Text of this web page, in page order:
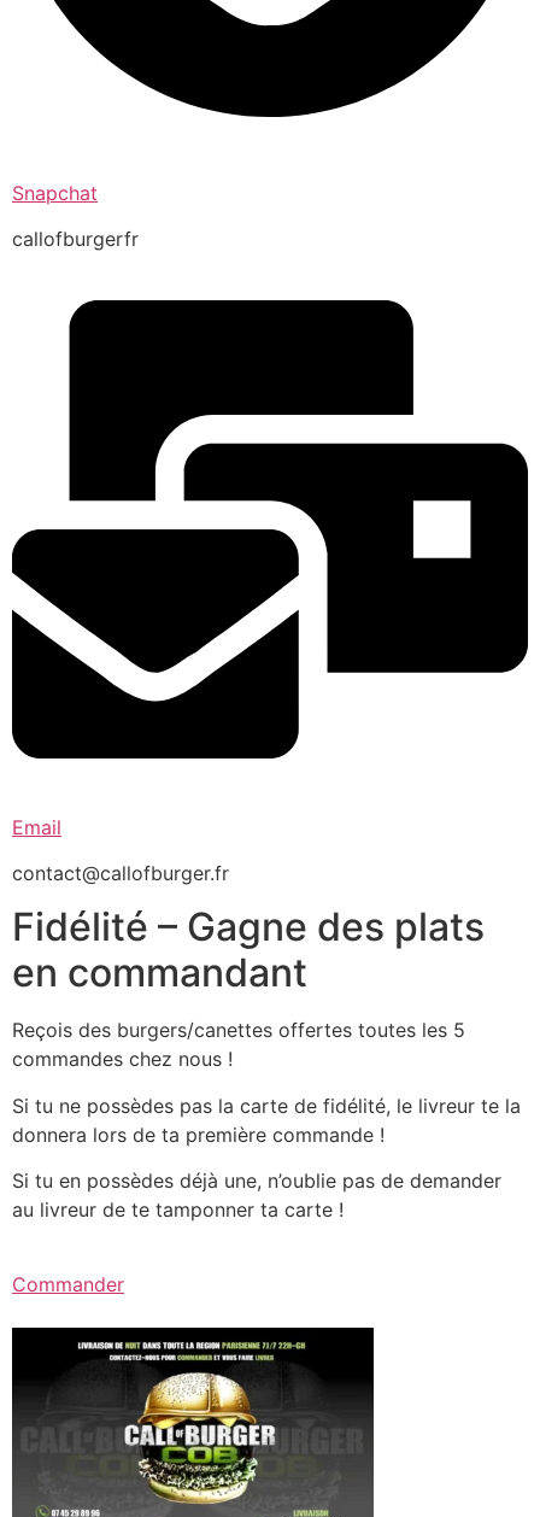
Snapchat
callofburgerfr
Email
contact@callofburger.fr
Fidélité – Gagne des plats
en commandant
Reçois des burgers/canettes offertes toutes les 5
commandes chez nous !
Si tu ne possèdes pas la carte de fidélité, le livreur te la
donnera lors de ta première commande !
Si tu en possèdes déjà une, n’oublie pas de demander
au livreur de te tamponner ta carte !
Commander